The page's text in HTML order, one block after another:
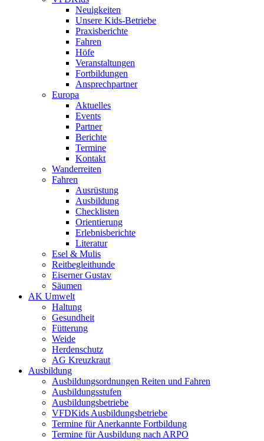
Neuigkeiten
Unsere Kids-Betriebe
Praxisberichte
Fahren
Höfe
Veranstaltungen
Fortbildungen
Ansprechpartner
Europa
Aktuelles
Events
Partner
Berichte
Termine
Kontakt
Wanderreiten
Fahren
Ausrüstung
Ausbildung
Checklisten
Orientierung
Erlebnisberichte
Literatur
Esel & Mulis
Reitbegleithunde
Eiserner Gustav
Säumen
AK Umwelt
Haltung
Gesundheit
Fütterung
Weide
Herdenschutz
AG Kreuzkraut
Ausbildung
Ausbildungsordnungen Reiten und Fahren
Ausbildungsstufen
Ausbildungsbetriebe
VFDKids Ausbildungsbetriebe
Termine für Anerkannte Fortbildung
Termine für Ausbildung nach ARPO